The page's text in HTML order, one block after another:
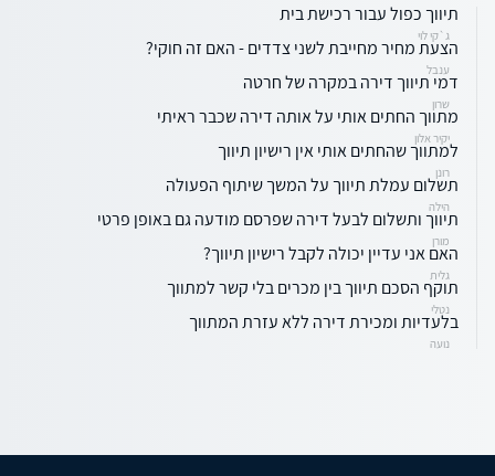
תיווך כפול עבור רכישת בית
ג`קי לוי
הצעת מחיר מחייבת לשני צדדים - האם זה חוקי?
ענבל
דמי תיווך דירה במקרה של חרטה
שרון
מתווך החתים אותי על אותה דירה שכבר ראיתי
יקיר אלון
למתווך שהחתים אותי אין רישיון תיווך
רונן
תשלום עמלת תיווך על המשך שיתוף הפעולה
הילה
תיווך ותשלום לבעל דירה שפרסם מודעה גם באופן פרטי
מורן
האם אני עדיין יכולה לקבל רישיון תיווך?
גלית
תוקף הסכם תיווך בין מכרים בלי קשר למתווך
נטלי
בלעדיות ומכירת דירה ללא עזרת המתווך
נועה